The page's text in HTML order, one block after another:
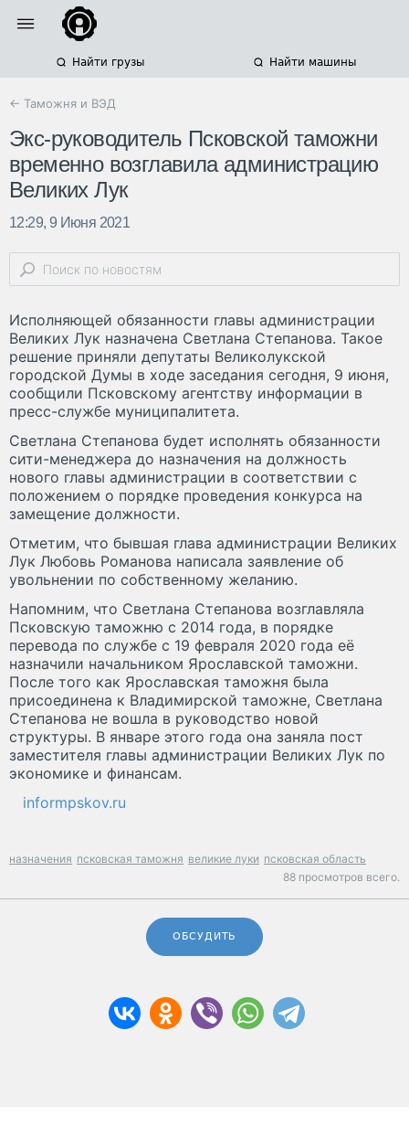
Найти грузы Найти машины
← Таможня и ВЭД
Экс-руководитель Псковской таможни
временно возглавила администрацию
Великих Лук
12:29, 9 Июня 2021
Исполняющей обязанности главы администрации
Великих Лук назначена Светлана Степанова. Такое
решение приняли депутаты Великолукской
городской Думы в ходе заседания сегодня, 9 июня,
сообщили Псковскому агентству информации в
пресс-службе муниципалитета.
Светлана Степанова будет исполнять обязанности
сити-менеджера до назначения на должность
нового главы администрации в соответствии с
положением о порядке проведения конкурса на
замещение должности.
Отметим, что бывшая глава администрации Великих
Лук Любовь Романова написала заявление об
увольнении по собственному желанию.
Напомним, что Светлана Степанова возглавляла
Псковскую таможню с 2014 года, в порядке
перевода по службе с 19 февраля 2020 года её
назначили начальником Ярославской таможни.
После того как Ярославская таможня была
присоединена к Владимирской таможне, Светлана
Степанова не вошла в руководство новой
структуры. В январе этого года она заняла пост
заместителя главы администрации Великих Лук по
экономике и финансам.
informpskov.ru
назначения псковская таможня великие луки псковская область
88 просмотров всего.
ОБСУДИТЬ